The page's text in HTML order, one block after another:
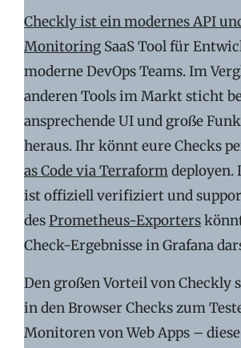
Checkly ist ein modernes API
Monitoring SaaS Tool für
moderne DevOps Teams. Im
anderen Tools im Markt sticht
ansprechende UI und große
heraus. Ihr könnt eure Checks
as Code via Terraformdeployen.
ist offiziell verifiziert und
desPrometheus-Exporters
Check-Ergebnisse in Grafana
Den großen Vorteil von Checkly
in den Browser Checks zum
Monitoren von Web Apps –